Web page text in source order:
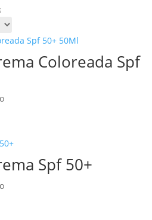
Coloreada Spf
Spf 50+